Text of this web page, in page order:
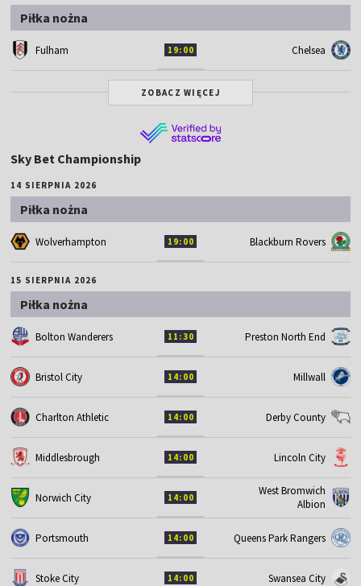
Piłka nożna
Fulham 19:00 Chelsea
ZOBACZ WIĘCEJ
Sky Bet Championship
14 SIERPNIA 2026
Piłka nożna
Wolverhampton 19:00 Blackburn Rovers
15 SIERPNIA 2026
Piłka nożna
Bolton Wanderers 11:30 Preston North End
Bristol City 14:00 Millwall
Charlton Athletic 14:00 Derby County
Middlesbrough 14:00 Lincoln City
Norwich City 14:00
West Bromwich
Albion
Portsmouth 14:00 Queens Park Rangers
Stoke City 14:00 Swansea City